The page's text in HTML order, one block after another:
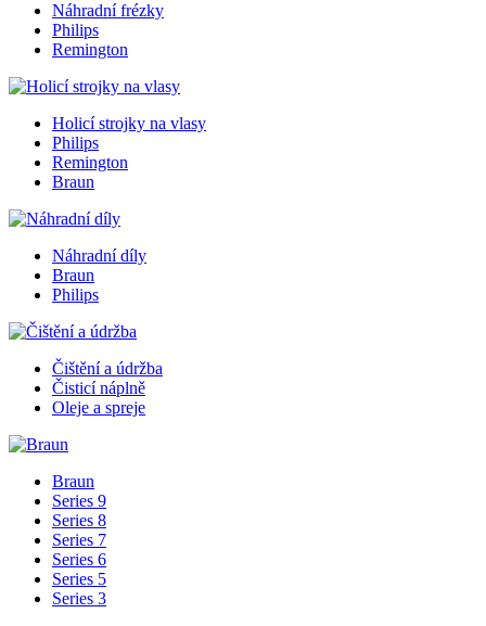
Náhradní frézky
Philips
Remington
Holicí strojky na vlasy
Philips
Remington
Braun
Náhradní díly
Braun
Philips
Čištění a údržba
Čisticí náplně
Oleje a spreje
Braun
Series 9
Series 8
Series 7
Series 6
Series 5
Series 3